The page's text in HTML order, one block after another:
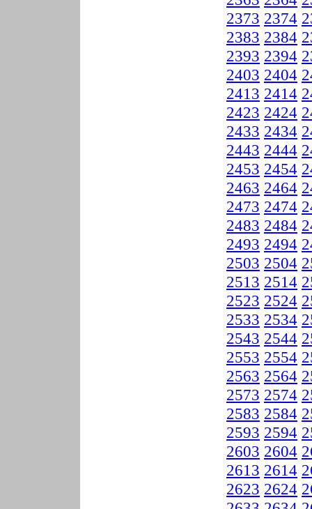
2373 2374
2383 2384
2393 2394
2403 2404
2413 2414
2423 2424
2433 2434
2443 2444
2453 2454
2463 2464
2473 2474
2483 2484
2493 2494
2503 2504
2513 2514
2523 2524
2533 2534
2543 2544
2553 2554
2563 2564
2573 2574
2583 2584
2593 2594
2603 2604
2613 2614
2623 2624